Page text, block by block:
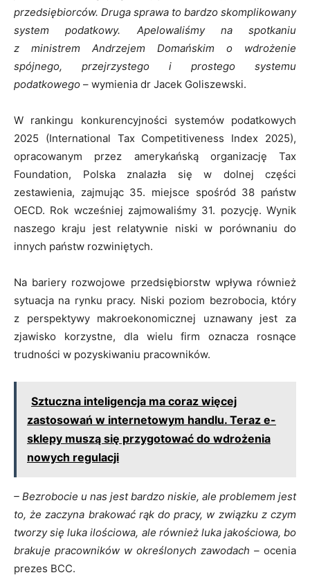
przedsiębiorców. Druga sprawa to bardzo skomplikowany
system podatkowy. Apelowaliśmy na spotkaniu
z ministrem Andrzejem Domańskim o wdrożenie
spójnego, przejrzystego i prostego systemu
podatkowego – wymienia dr Jacek Goliszewski.
W rankingu konkurencyjności systemów podatkowych
2025 (International Tax Competitiveness Index 2025),
opracowanym przez amerykańską organizację Tax
Foundation, Polska znalazła się w dolnej części
zestawienia, zajmując 35. miejsce spośród 38 państw
OECD. Rok wcześniej zajmowaliśmy 31. pozycję. Wynik
naszego kraju jest relatywnie niski w porównaniu do
innych państw rozwiniętych.
Na bariery rozwojowe przedsiębiorstw wpływa również
sytuacja na rynku pracy. Niski poziom bezrobocia, który
z perspektywy makroekonomicznej uznawany jest za
zjawisko korzystne, dla wielu firm oznacza rosnące
trudności w pozyskiwaniu pracowników.
Sztuczna inteligencja ma coraz więcej
zastosowań w internetowym handlu. Teraz e-
sklepy muszą się przygotować do wdrożenia
nowych regulacji
– Bezrobocie u nas jest bardzo niskie, ale problemem jest
to, że zaczyna brakować rąk do pracy, w związku z czym
tworzy się luka ilościowa, ale również luka jakościowa, bo
brakuje pracowników w określonych zawodach – ocenia
prezes BCC.